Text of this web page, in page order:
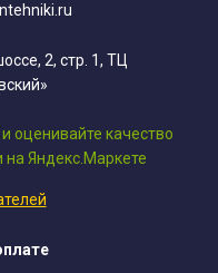
2, стр. 1, ТЦ